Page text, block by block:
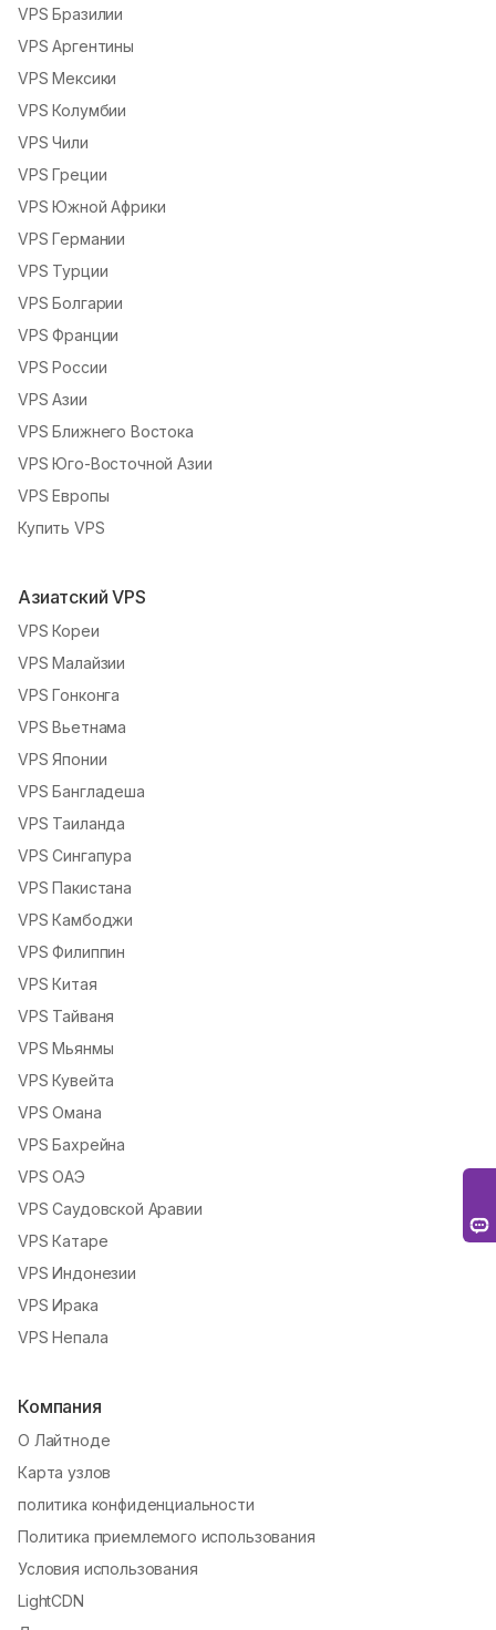
VPS Бразилии
VPS Аргентины
VPS Мексики
VPS Колумбии
VPS Чили
VPS Греции
VPS Южной Африки
VPS Германии
VPS Турции
VPS Болгарии
VPS Франции
VPS России
VPS Азии
VPS Ближнего Востока
VPS Юго-Восточной Азии
VPS Европы
Купить VPS
Азиатский VPS
VPS Кореи
VPS Малайзии
VPS Гонконга
VPS Вьетнама
VPS Японии
VPS Бангладеша
VPS Таиланда
VPS Сингапура
VPS Пакистана
VPS Камбоджи
VPS Филиппин
VPS Китая
VPS Тайваня
VPS Мьянмы
VPS Кувейта
VPS Омана
VPS Бахрейна
VPS ОАЭ
VPS Саудовской Аравии
VPS Катаре
VPS Индонезии
VPS Ирака
VPS Непала
Компания
О Лайтноде
Карта узлов
политика конфиденциальности
Политика приемлемого использования
Условия использования
LightCDN